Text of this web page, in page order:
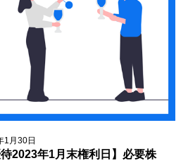
1月30日
2023年1月末権利日】必要株